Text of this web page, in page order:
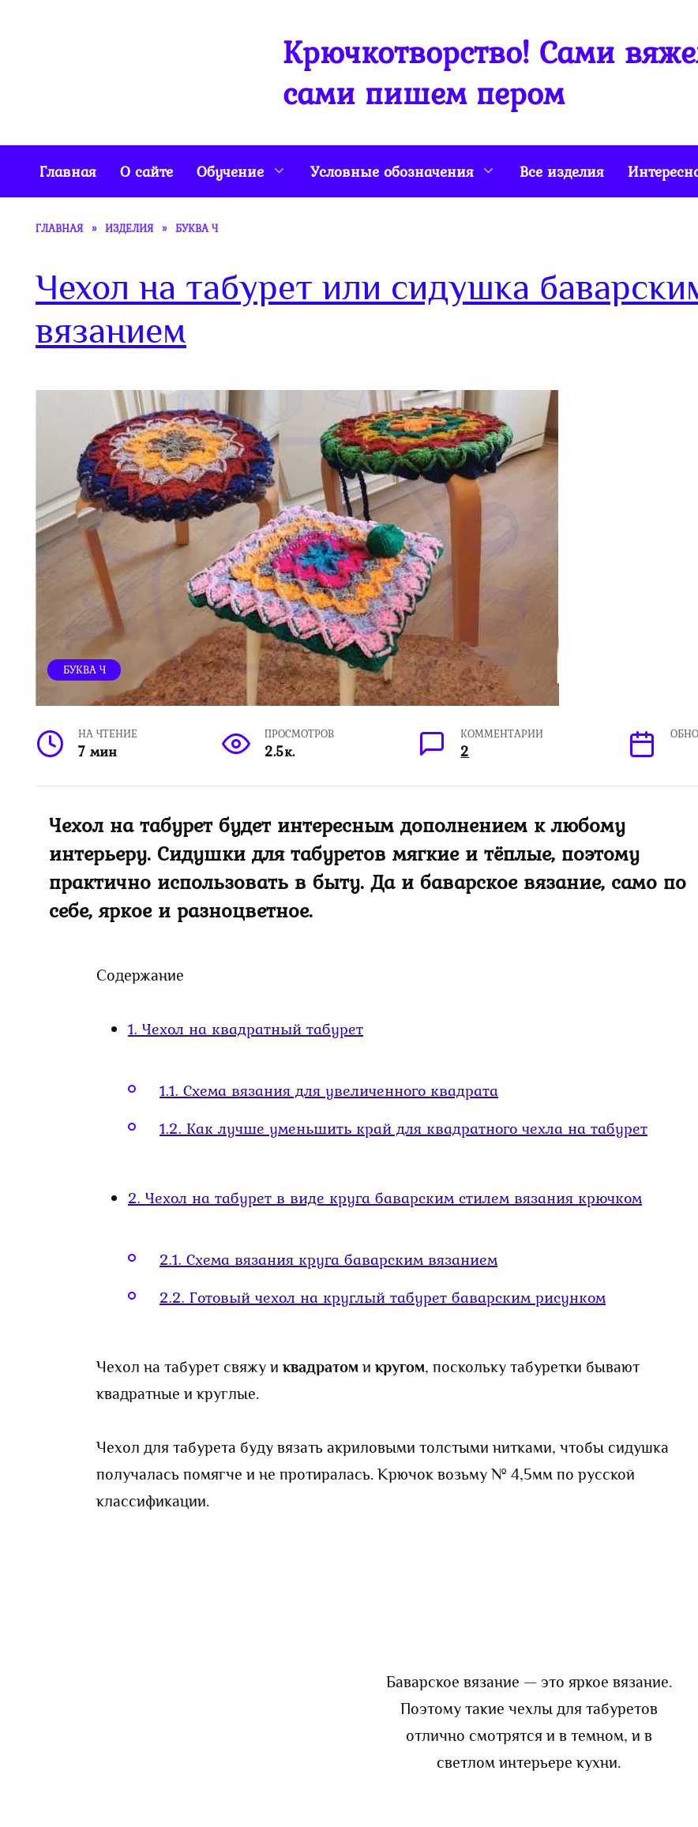
Крючкотворство! Сами
сами пишем пером
Главная О сайте Обучение Условные обозначения Все изделия
ГЛАВНАЯ » ИЗДЕЛИЯ » БУКВА Ч
Чехол на табурет или сидушка
вязанием
БУКВА Ч
НА ЧТЕНИЕ
7 мин
ПРОСМОТРОВ
2.5к.
КОММЕНТАРИИ
2
Чехол на табурет будет интересным дополнением к любому
интерьеру. Сидушки для табуретов мягкие и тёплые, поэтому
практично использовать в быту. Да и баварское вязание, само по
себе, яркое и разноцветное.
Содержание
1. Чехол на квадратный табурет
1.1. Схема вязания для увеличенного квадрата
1.2. Как лучше уменьшить край для квадратного чехла на табурет
2. Чехол на табурет в виде круга баварским стилем вязания крючком
2.1. Схема вязания круга баварским вязанием
2.2. Готовый чехол на круглый табурет баварским рисунком
Чехол на табурет свяжу и квадратом и кругом, поскольку табуретки бывают
квадратные и круглые.
Чехол для табурета буду вязать акриловыми толстыми нитками, чтобы сидушка
получалась помягче и не протиралась. Крючок возьму № 4,5мм по русской
классификации.
Баварское вязание — это яркое вязание.
Поэтому такие чехлы для табуретов
отлично смотрятся и в темном, и в
светлом интерьере кухни.